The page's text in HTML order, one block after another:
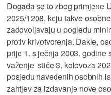
Događa se to zbog primjene
2025/1208, koju takve
zadovoljavaju u pogledu
protiv krivotvorenja. Dakle,
prije 1. siječnja 2003. godine
važenje ističe 3. kolovoza
posjedu navedenih osobnih
zahtjev za izdavanje nove